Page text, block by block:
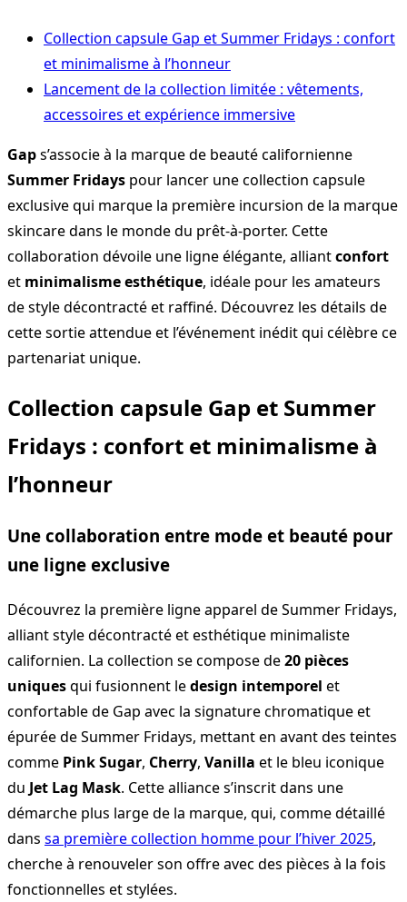
Collection capsule Gap et Summer Fridays : confort
et minimalisme à l’honneur
Lancement de la collection limitée : vêtements,
accessoires et expérience immersive
Gaps’associe à la marque de beauté californienne
Summer Fridays pour lancer une collection capsule
exclusive qui marque la première incursion de la marque
skincare dans le monde du prêt-à-porter. Cette
collaboration dévoile une ligne élégante, alliantconfort
et minimalisme esthétique, idéale pour les amateurs
de style décontracté et raffiné. Découvrez les détails de
cette sortie attendue et l’événement inédit qui célèbre ce
partenariat unique.
Collection capsule Gap et Summer
Fridays : confort et minimalisme à
l’honneur
Une collaboration entre mode et beauté pour
une ligne exclusive
Découvrez la première ligne apparel de Summer Fridays,
alliant style décontracté et esthétique minimaliste
californien. La collection se compose de20 pièces
uniquesqui fusionnent ledesign intemporel et
confortable de Gap avec la signature chromatique et
épurée de Summer Fridays, mettant en avant des teintes
comme Pink Sugar, Cherry, Vanilla et le bleu iconique
du Jet Lag Mask. Cette alliance s’inscrit dans une
démarche plus large de la marque, qui, comme détaillé
dans sa première collection homme pour l’hiver 2025,
cherche à renouveler son offre avec des pièces à la fois
fonctionnelles et stylées.